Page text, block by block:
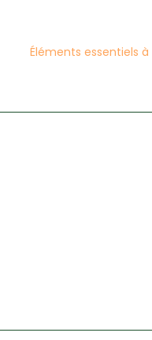
Éléments essentiels